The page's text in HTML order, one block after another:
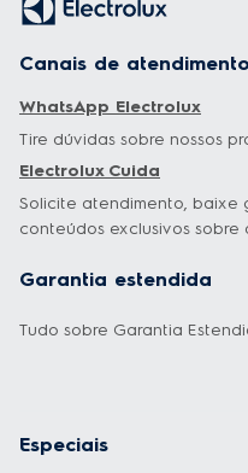
Canais de atendimento
WhatsApp Electrolux
Tire dúvidas sobre nossos
Electrolux Cuida
Solicite atendimento, baixe
conteúdos exclusivos sobre
Garantia estendida
Tudo sobre Garantia
Especiais